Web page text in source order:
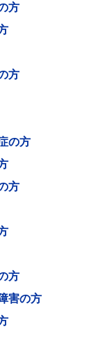
方
方
の方
方
方
害の方